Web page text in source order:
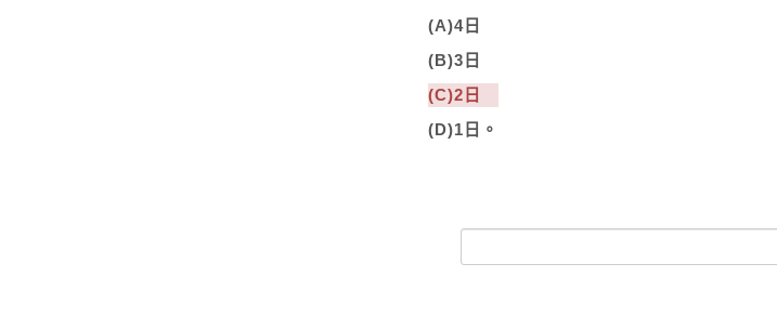
(A)4日
(B)3日
(C)2日
(D)1日。